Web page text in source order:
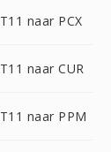
T11 naar PCX
T11 naar CUR
T11 naar PPM